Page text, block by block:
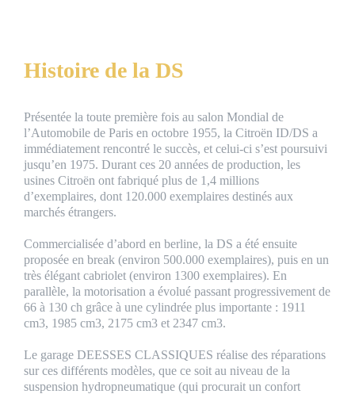
Histoire de la DS
Présentée la toute première fois au salon Mondial de
l’Automobile de Paris en octobre 1955, la Citroën ID/DS a
immédiatement rencontré le succès, et celui-ci s’est poursuivi
jusqu’en 1975. Durant ces 20 années de production, les
usines Citroën ont fabriqué plus de 1,4 millions
d’exemplaires, dont 120.000 exemplaires destinés aux
marchés étrangers.
Commercialisée d’abord en berline, la DS a été ensuite
proposée en break (environ 500.000 exemplaires), puis en un
très élégant cabriolet (environ 1300 exemplaires). En
parallèle, la motorisation a évolué passant progressivement de
66 à 130 ch grâce à une cylindrée plus importante : 1911
cm3, 1985 cm3, 2175 cm3 et 2347 cm3.
Le garage DEESSES CLASSIQUES réalise des réparations
sur ces différents modèles, que ce soit au niveau de la
suspension hydropneumatique (qui procurait un confort